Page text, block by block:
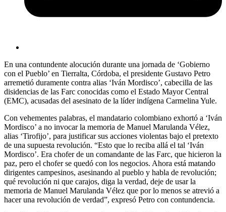
En una contundente alocución durante una jornada de ‘Gobierno
con el Pueblo’ en Tierralta, Córdoba, el presidente Gustavo Petro
arremetió duramente contra alias ‘Iván Mordisco’, cabecilla de las
disidencias de las Farc conocidas como el Estado Mayor Central
(EMC), acusadas del asesinato de la líder indígena Carmelina Yule.
Con vehementes palabras, el mandatario colombiano exhortó a ‘Iván
Mordisco’ a no invocar la memoria de Manuel Marulanda Vélez,
alias ‘Tirofijo’, para justificar sus acciones violentas bajo el pretexto
de una supuesta revolución. “Esto que lo reciba allá el tal ‘Iván
Mordisco’. Era chofer de un comandante de las Farc, que hicieron la
paz, pero el chofer se quedó con los negocios. Ahora está matando
dirigentes campesinos, asesinando al pueblo y habla de revolución;
qué revolución ni que carajos, diga la verdad, deje de usar la
memoria de Manuel Marulanda Vélez que por lo menos se atrevió a
hacer una revolución de verdad”, expresó Petro con contundencia.